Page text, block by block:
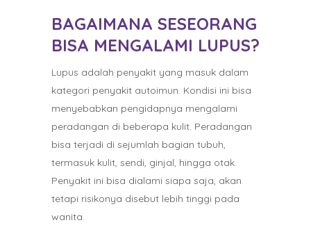
BAGAIMANA SESEORANG
BISA MENGALAMI LUPUS?
Lupus adalah penyakit yang masuk dalam
kategori penyakit autoimun. Kondisi ini bisa
menyebabkan pengidapnya mengalami
peradangan di beberapa kulit. Peradangan
bisa terjadi di sejumlah bagian tubuh,
termasuk kulit, sendi, ginjal, hingga otak.
Penyakit ini bisa dialami siapa saja, akan
tetapi risikonya disebut lebih tinggi pada
wanita.